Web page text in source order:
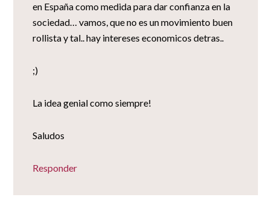
en España como medida para dar confianza en la
sociedad… vamos, que no es un movimiento buen
rollista y tal.. hay intereses economicos detras..
;)
La idea genial como siempre!
Saludos
Responder